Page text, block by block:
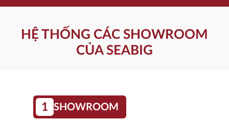
HỆ THỐNG CÁC SHOWROOM
CỦA SEABIG
1 SHOWROOM